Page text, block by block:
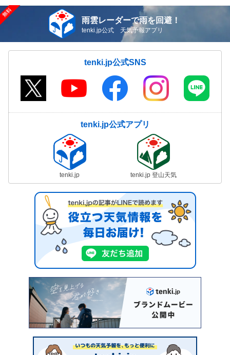
雨雲レーダーで雨を回避！
tenki.jp公式 天気予報アプリ
tenki.jp公式SNS
tenki.jp公式アプリ
tenki.jp tenki.jp 登山天気